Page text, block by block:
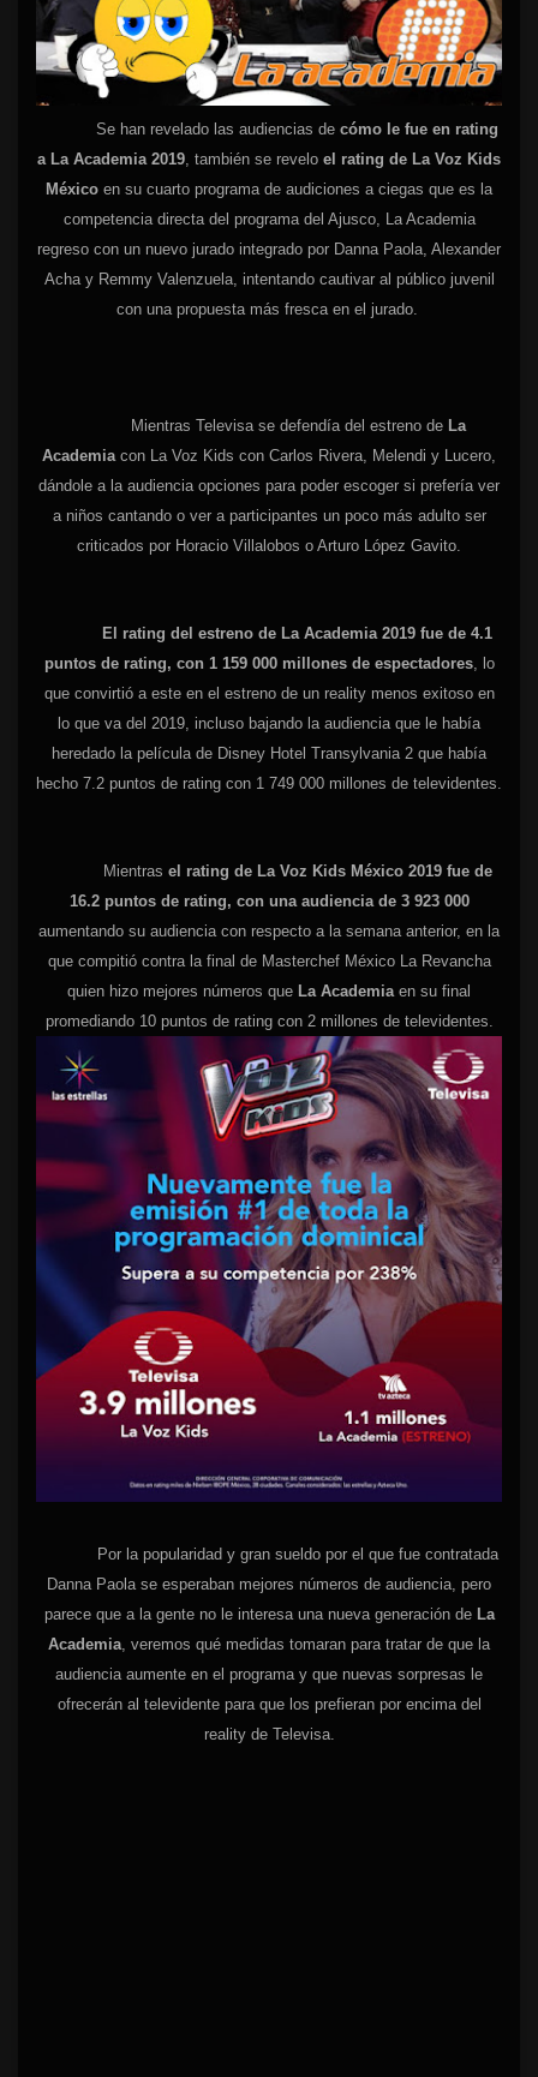
Se han revelado las audiencias decómo le fue en rating
a La Academia 2019, también se revelo el rating de La Voz Kids
México en su cuarto programa de audiciones a ciegas que es la
competencia directa del programa del Ajusco, La Academia
regreso con un nuevo jurado integrado por Danna Paola, Alexander
Acha y Remmy Valenzuela, intentando cautivar al público juvenil
con una propuesta más fresca en el jurado.
Mientras Televisa se defendía del estreno de La
Academiacon La Voz Kids con Carlos Rivera, Melendi y Lucero,
dándole a la audiencia opciones para poder escoger si prefería ver
a niños cantando o ver a participantes un poco más adulto ser
criticados por Horacio Villalobos o Arturo López Gavito.
El rating del estreno de La Academia 2019 fue de 4.1
puntos de rating, con 1 159 000 millones de espectadores, lo
que convirtió a este en el estreno de un reality menos exitoso en
lo que va del 2019, incluso bajando la audiencia que le había
heredado la película de Disney Hotel Transylvania 2 que había
hecho 7.2 puntos de rating con 1 749 000 millones de televidentes.
Mientras el rating de La Voz Kids México 2019 fue de
16.2 puntos de rating, con una audiencia de 3 923 000
aumentando su audiencia con respecto a la semana anterior, en la
que compitió contra la final de Masterchef México La Revancha
quien hizo mejores números que La Academiaen su final
promediando 10 puntos de rating con 2 millones de televidentes.
Por la popularidad y gran sueldo por el que fue contratada
Danna Paola se esperaban mejores números de audiencia, pero
parece que a la gente no le interesa una nueva generación de La
Academia, veremos qué medidas tomaran para tratar de que la
audiencia aumente en el programa y que nuevas sorpresas le
ofrecerán al televidente para que los prefieran por encima del
reality de Televisa.